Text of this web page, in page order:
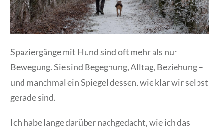
Spaziergänge mit Hund sind oft mehr als nur
Bewegung. Sie sind Begegnung, Alltag, Beziehung –
und manchmal ein Spiegel dessen, wie klar wir selbst
gerade sind.
Ich habe lange darüber nachgedacht, wie ich das